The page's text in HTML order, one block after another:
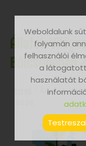
Állatok
Bölcsődében
Állatok
Weboldalunk
folyamán
felhasználói
a
használatát